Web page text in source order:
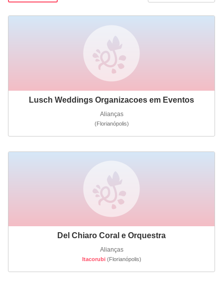
Lusch Weddings Organizacoes em Eventos
Alianças
(Florianópolis)
Del Chiaro Coral e Orquestra
Alianças
Itacorubi(Florianópolis)